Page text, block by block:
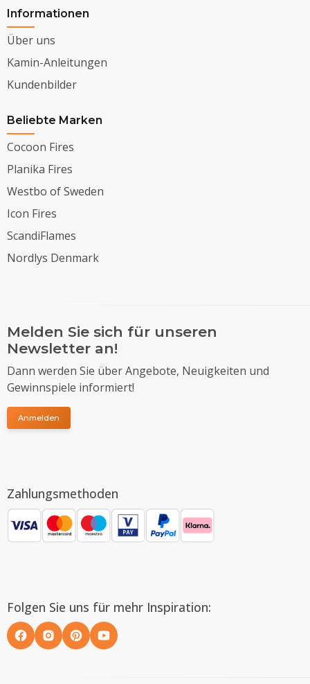
Informationen
Über uns
Kamin-Anleitungen
Kundenbilder
Beliebte Marken
Cocoon Fires
Planika Fires
Westbo of Sweden
Icon Fires
ScandiFlames
Nordlys Denmark
Melden Sie sich für unseren
Newsletter an!
Dann werden Sie über Angebote, Neuigkeiten und
Gewinnspiele informiert!
Anmelden
Zahlungsmethoden
Folgen Sie uns für mehr Inspiration: